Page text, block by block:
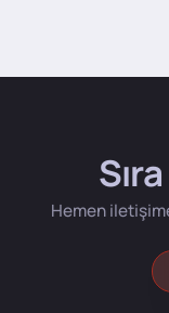
Hemen